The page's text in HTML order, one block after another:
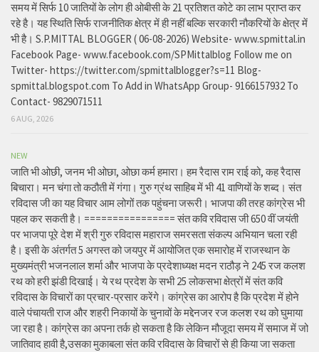
समय में सिर्फ 10 जातियों के लोग ही ओबीसी के 21 प्रतिशत कोटे का लाभ प्राप्त कर
रहे है। यह स्थिति सिर्फ राजनीतिक क्षेत्र में ही नहीं बल्कि सरकारी नौकरियों के क्षेत्र में
भी है। S.P.MITTAL BLOGGER ( 06-08-2026) Website- www.spmittal.in
Facebook Page- www.facebook.com/SPMittalblog Follow me on
Twitter- https://twitter.com/spmittalblogger?s=11 Blog-
spmittal.blogspot.com To Add in WhatsApp Group- 9166157932 To
Contact- 9829071511
6 AUG, 2026
NEW
जाति भी ओछी, जनम भी ओछा, ओछा कर्म हमारा। हम रैदास राम राई को, कह रैदास
बिचारा। मन चंगा तो कठौती में गंगा। गुरु ग्रंथ साहिब में भी 41 वाणियों के शब्द। संत
रविदास जी का यह विचार आम लोगों तक पहुंचना जरूरी। भाजपा की तरह कांग्रेस भी
पहल कर सकती है। ================ संत कवि रविदास जी 650 वीं जयंती
पर भाजपा पूरे देश में श्री गुरु रविदास महाराज समरसता संकल्प अभियान चला रही
है। इसी के अंतर्गत 5 अगस्त को जयपुर में आयोजित एक समारोह में राजस्थान के
मुख्यमंत्री भजनलाल शर्मा और भाजपा के प्रदेशाध्यक्ष मदन राठौड़ ने 245 रज कलश
रथ को हरी झंडी दिखाई। ये रथ प्रदेश के सभी 25 लोकसभा क्षेत्रों में संत कवि
रविदास के विचारों का प्रचार-प्रसार करेंगे। कांग्रेस का आरोप है कि प्रदेश में होने
वाले पंचायती राज और शहरी निकायों के चुनावों के मद्देनजर रज कलश रथ को घुमाया
जा रहा है। कांग्रेस का अपना तर्क हो सकता है कि लेकिन मौजूदा समय में समाज में जो
जातिवाद हावी है,उसका मुकाबला संत कवि रविदास के विचारों से ही किया जा सकता